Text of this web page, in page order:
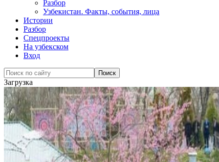
Разбор
Узбекистан. Факты, события, лица
Истории
Разбор
Спецпроекты
На узбекском
Вход
Загрузка